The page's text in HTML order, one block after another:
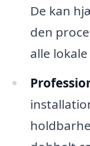
De kan
den
alle